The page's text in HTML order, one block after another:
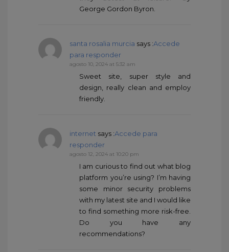
George Gordon Byron.
santa rosalia murcia says :Accede
para responder
agosto 10, 2024 at 5:32 am
Sweet site, super style and
design, really clean and employ
friendly.
internet says :Accede para
responder
agosto 12, 2024 at 10:20 pm
I am curious to find out what blog
platform you’re using? I’m having
some minor security problems
with my latest site and I would like
to find something more risk-free.
Do you have any
recommendations?